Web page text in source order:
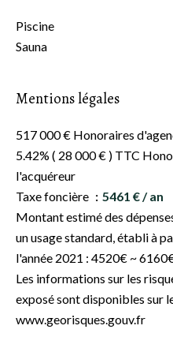
Piscine
Sauna
Mentions légales
517 000 € Honoraires
5.42% ( 28 000 € ) TTC
l'acquéreur
Taxe foncière
5461 € / an
Montant estimé des
un usage standard, établi à
l'année 2021 : 4520€ ~
Les informations sur les
exposé sont disponibles sur
www.georisques.gouv.fr